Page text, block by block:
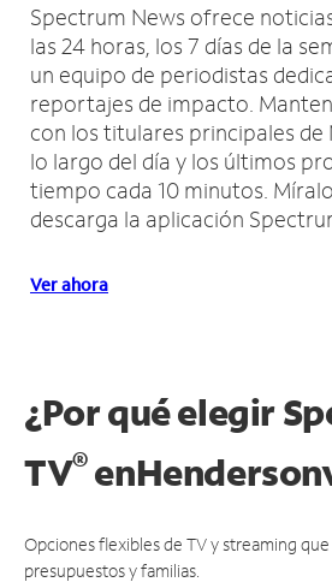
Spectrum News ofrece
las 24 horas, los 7 días de la
un equipo de periodistas
reportajes de impacto.
con los titulares principales
lo largo del día y los últimos
tiempo cada 10 minutos.
descarga la aplicación
Ver ahora
¿Por qué elegir
TV®en
Opciones flexibles de TV y streaming
presupuestos y familias.